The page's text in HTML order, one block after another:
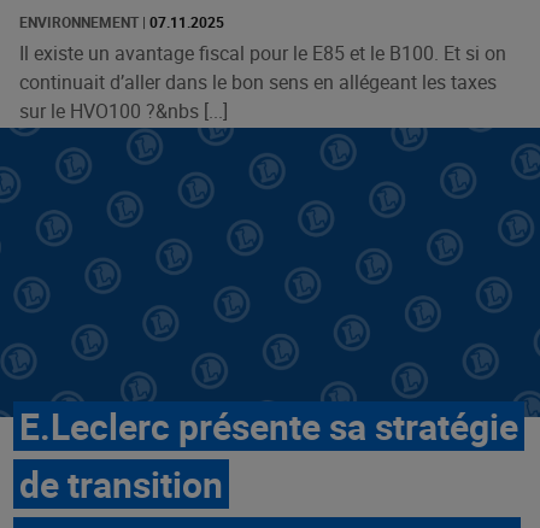
ENVIRONNEMENT | 07.11.2025
Il existe un avantage fiscal pour le E85 et le B100. Et si on
continuait d’aller dans le bon sens en allégeant les taxes
sur le HVO100 ?&nbs [...]
E.Leclerc présente sa stratégie
de transition